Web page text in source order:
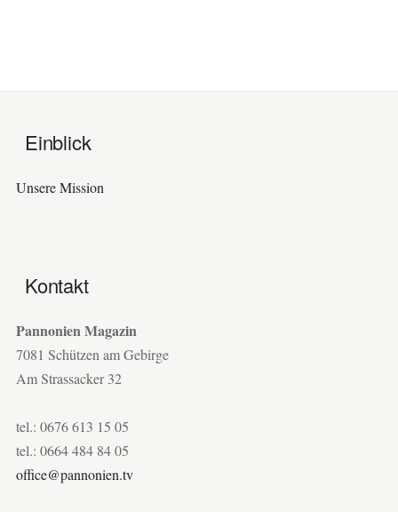
Einblick
Unsere Mission
Kontakt
Pannonien Magazin
7081 Schützen am Gebirge
Am Strassacker 32
tel.: 0676 613 15 05
tel.: 0664 484 84 05
office@pannonien.tv